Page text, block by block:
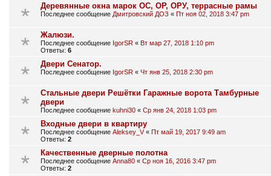
Деревянные окна марок ОС, ОР, ОРУ, террасные рамы
Последнее сообщение Дмитровский ДОЗ « Пт ноя 02, 2018 3:47 pm
Жалюзи.
Последнее сообщение IgorSR « Вт мар 27, 2018 1:10 pm
Ответы: 6
Двери Сенатор.
Последнее сообщение IgorSR « Чт янв 25, 2018 2:30 pm
Стальные двери Решётки Гаражные ворота Тамбурные
двери
Последнее сообщение kuhni30 « Ср янв 24, 2018 1:03 pm
Входные двери в квартиру
Последнее сообщение Aleksey_V« Пт май 19, 2017 9:49 am
Ответы: 2
Качественные дверные полотна
Последнее сообщение Anna80 « Ср ноя 16, 2016 3:47 pm
Ответы: 2